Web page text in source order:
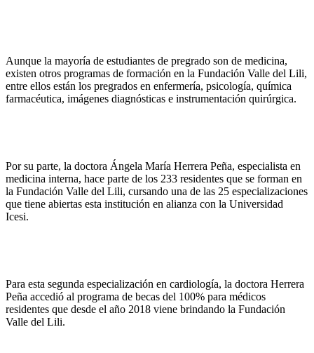
Aunque la mayoría de estudiantes de pregrado son de medicina,
existen otros programas de formación en la Fundación Valle del Lili,
entre ellos están los pregrados en enfermería, psicología, química
farmacéutica, imágenes diagnósticas e instrumentación quirúrgica.
Por su parte, la doctora Ángela María Herrera Peña, especialista en
medicina interna, hace parte de los 233 residentes que se forman en
la Fundación Valle del Lili, cursando una de las 25 especializaciones
que tiene abiertas esta institución en alianza con la Universidad
Icesi.
Para esta segunda especialización en cardiología, la doctora Herrera
Peña accedió al programa de becas del 100% para médicos
residentes que desde el año 2018 viene brindando la Fundación
Valle del Lili.